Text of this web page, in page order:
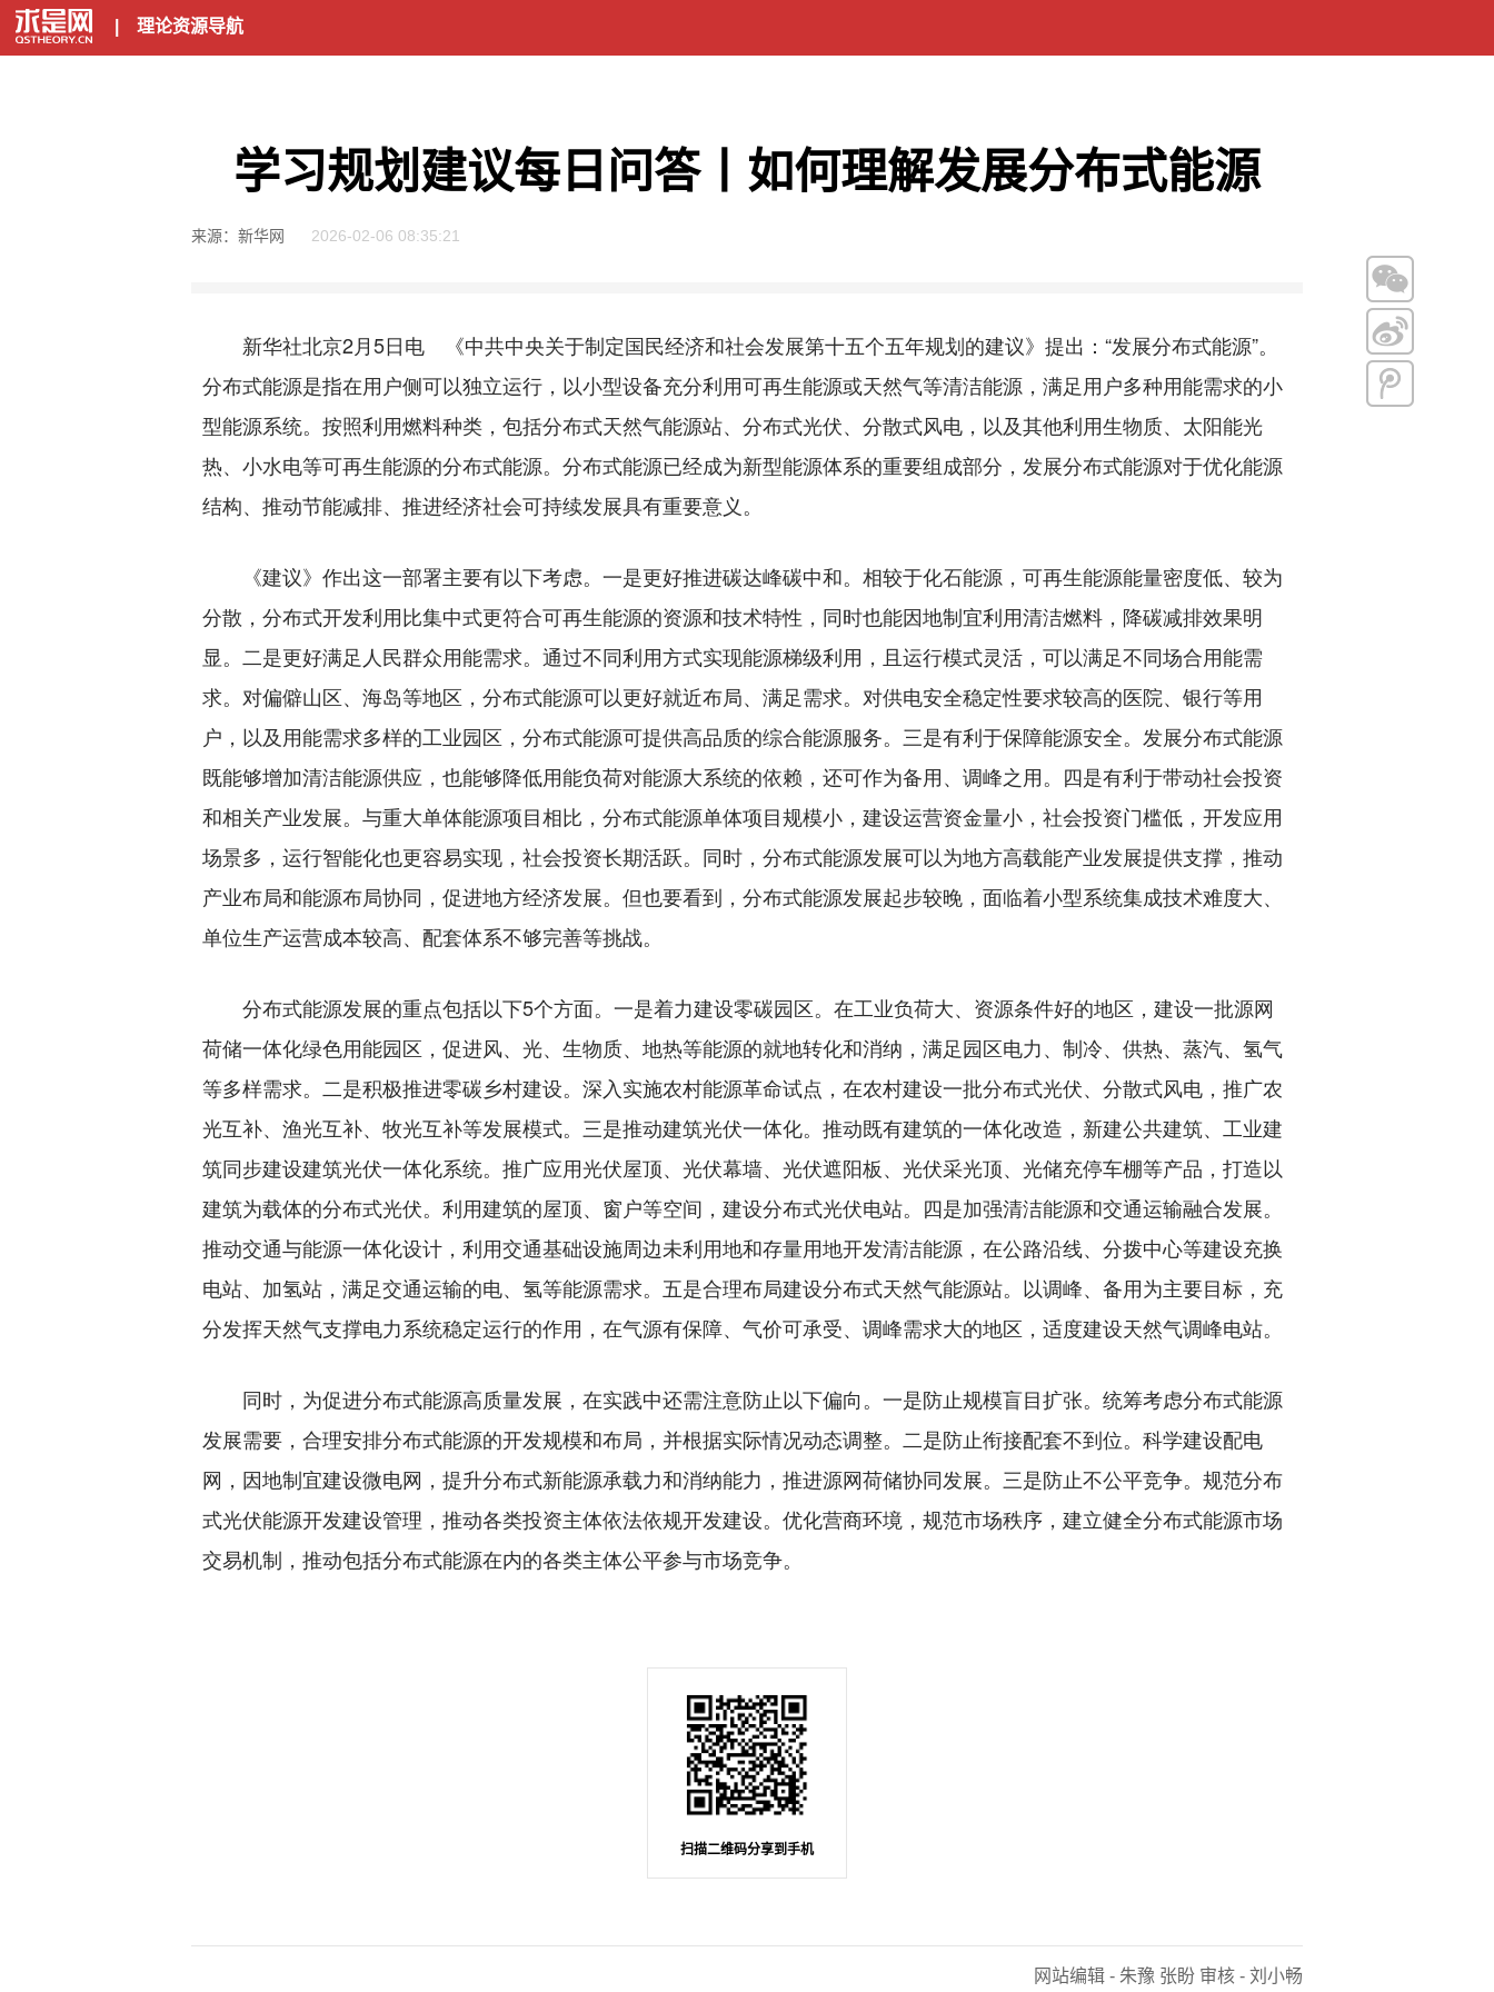
理论资源导航
学习规划建议每日问答丨如何理解发展分布式能源
来源：新华网 2026-02-06 08:35:21
新华社北京2月5日电 《中共中央关于制定国民经济和社会发展第十五个五年规划的建议》提出：“发展分布式能源”。
分布式能源是指在用户侧可以独立运行，以小型设备充分利用可再生能源或天然气等清洁能源，满足用户多种用能需求的小
型能源系统。按照利用燃料种类，包括分布式天然气能源站、分布式光伏、分散式风电，以及其他利用生物质、太阳能光
热、小水电等可再生能源的分布式能源。分布式能源已经成为新型能源体系的重要组成部分，发展分布式能源对于优化能源
结构、推动节能减排、推进经济社会可持续发展具有重要意义。
《建议》作出这一部署主要有以下考虑。一是更好推进碳达峰碳中和。相较于化石能源，可再生能源能量密度低、较为
分散，分布式开发利用比集中式更符合可再生能源的资源和技术特性，同时也能因地制宜利用清洁燃料，降碳减排效果明
显。二是更好满足人民群众用能需求。通过不同利用方式实现能源梯级利用，且运行模式灵活，可以满足不同场合用能需
求。对偏僻山区、海岛等地区，分布式能源可以更好就近布局、满足需求。对供电安全稳定性要求较高的医院、银行等用
户，以及用能需求多样的工业园区，分布式能源可提供高品质的综合能源服务。三是有利于保障能源安全。发展分布式能源
既能够增加清洁能源供应，也能够降低用能负荷对能源大系统的依赖，还可作为备用、调峰之用。四是有利于带动社会投资
和相关产业发展。与重大单体能源项目相比，分布式能源单体项目规模小，建设运营资金量小，社会投资门槛低，开发应用
场景多，运行智能化也更容易实现，社会投资长期活跃。同时，分布式能源发展可以为地方高载能产业发展提供支撑，推动
产业布局和能源布局协同，促进地方经济发展。但也要看到，分布式能源发展起步较晚，面临着小型系统集成技术难度大、
单位生产运营成本较高、配套体系不够完善等挑战。
分布式能源发展的重点包括以下5个方面。一是着力建设零碳园区。在工业负荷大、资源条件好的地区，建设一批源网
荷储一体化绿色用能园区，促进风、光、生物质、地热等能源的就地转化和消纳，满足园区电力、制冷、供热、蒸汽、氢气
等多样需求。二是积极推进零碳乡村建设。深入实施农村能源革命试点，在农村建设一批分布式光伏、分散式风电，推广农
光互补、渔光互补、牧光互补等发展模式。三是推动建筑光伏一体化。推动既有建筑的一体化改造，新建公共建筑、工业建
筑同步建设建筑光伏一体化系统。推广应用光伏屋顶、光伏幕墙、光伏遮阳板、光伏采光顶、光储充停车棚等产品，打造以
建筑为载体的分布式光伏。利用建筑的屋顶、窗户等空间，建设分布式光伏电站。四是加强清洁能源和交通运输融合发展。
推动交通与能源一体化设计，利用交通基础设施周边未利用地和存量用地开发清洁能源，在公路沿线、分拨中心等建设充换
电站、加氢站，满足交通运输的电、氢等能源需求。五是合理布局建设分布式天然气能源站。以调峰、备用为主要目标，充
分发挥天然气支撑电力系统稳定运行的作用，在气源有保障、气价可承受、调峰需求大的地区，适度建设天然气调峰电站。
同时，为促进分布式能源高质量发展，在实践中还需注意防止以下偏向。一是防止规模盲目扩张。统筹考虑分布式能源
发展需要，合理安排分布式能源的开发规模和布局，并根据实际情况动态调整。二是防止衔接配套不到位。科学建设配电
网，因地制宜建设微电网，提升分布式新能源承载力和消纳能力，推进源网荷储协同发展。三是防止不公平竞争。规范分布
式光伏能源开发建设管理，推动各类投资主体依法依规开发建设。优化营商环境，规范市场秩序，建立健全分布式能源市场
交易机制，推动包括分布式能源在内的各类主体公平参与市场竞争。
扫描二维码分享到手机
网站编辑 - 朱豫 张盼 审核 - 刘小畅